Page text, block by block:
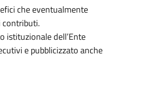
che eventualmente
contributi.
istituzionale dell’Ente
e pubblicizzato anche